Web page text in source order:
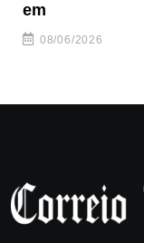
em
08/06/2026